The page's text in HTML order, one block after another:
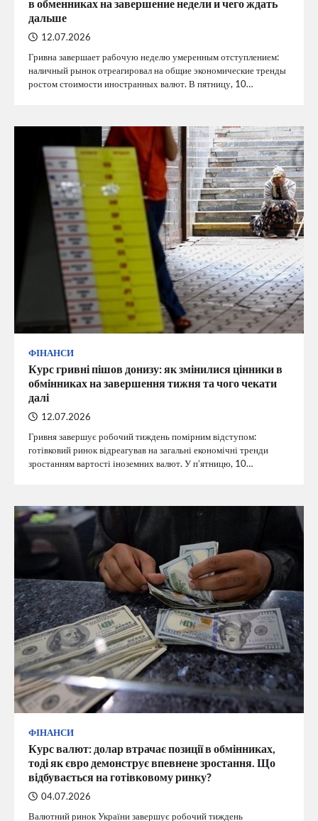
в обменниках на завершение недели и чего ждать
дальше
12.07.2026
Гривна завершает рабочую неделю умеренным отступлением:
наличный рынок отреагировал на общие экономические тренды
ростом стоимости иностранных валют. В пятницу, 10…
ФІНАНСИ
Курс гривні пішов донизу: як змінилися цінники в
обмінниках на завершення тижня та чого чекати
далі
12.07.2026
Гривня завершує робочий тиждень помірним відступом:
готівковий ринок відреагував на загальні економічні тренди
зростанням вартості іноземних валют. У п’ятницю, 10…
ФІНАНСИ
Курс валют: долар втрачає позиції в обмінниках,
тоді як євро демонструє впевнене зростання. Що
відбувається на готівковому ринку?
04.07.2026
Валютний ринок України завершує робочий тиждень